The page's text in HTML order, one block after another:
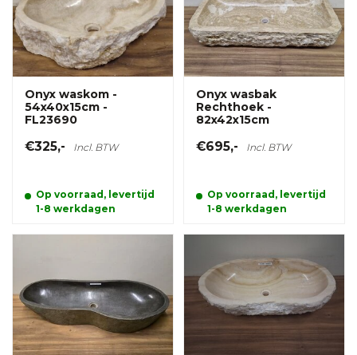
Onyx waskom -
54x40x15cm -
FL23690
€325,- Incl. BTW
Op voorraad, levertijd
1-8 werkdagen
Onyx wasbak
Rechthoek -
82x42x15cm
€695,- Incl. BTW
Op voorraad, levertijd
1-8 werkdagen